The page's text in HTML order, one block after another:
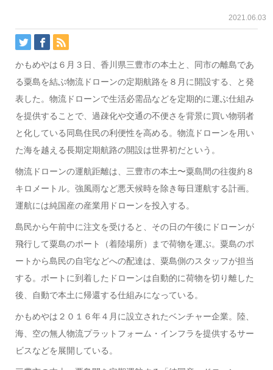
2021.06.03
かもめやは６月３日、香川県三豊市の本土と、同市の離島であ
る粟島を結ぶ物流ドローンの定期航路を８月に開設する、と発
表した。物流ドローンで生活必需品などを定期的に運ぶ仕組み
を提供することで、過疎化や交通の不便さを背景に買い物弱者
と化している同島住民の利便性を高める。物流ドローンを用い
た海を越える長期定期航路の開設は世界初だという。
物流ドローンの運航距離は、三豊市の本土〜粟島間の往復約８
キロメートル。強風雨など悪天候時を除き毎日運航する計画。
運航には純国産の産業用ドローンを投入する。
島民から午前中に注文を受けると、その日の午後にドローンが
飛行して粟島のポート（着陸場所）まで荷物を運ぶ。粟島のポ
ートから島民の自宅などへの配達は、粟島側のスタッフが担当
する。ポートに到着したドローンは自動的に荷物を切り離した
後、自動で本土に帰還する仕組みになっている。
かもめやは２０１６年４月に設立されたベンチャー企業。陸、
海、空の無人物流プラットフォーム・インフラを提供するサー
ビスなどを展開している。